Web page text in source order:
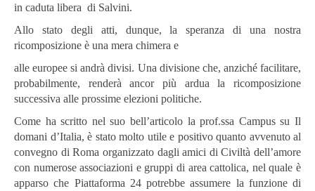
in caduta libera di Salvini.
Allo stato degli atti, dunque, la speranza di una nostra
ricomposizione è una mera chimera e
alle europee si andrà divisi. Una divisione che, anziché facilitare,
probabilmente, renderà ancor più ardua la ricomposizione
successiva alle prossime elezioni politiche.
Come ha scritto nel suo bell’articolo la prof.ssa Campus su Il
domani d’Italia, è stato molto utile e positivo quanto avvenuto al
convegno di Roma organizzato dagli amici di Civiltà dell’amore
con numerose associazioni e gruppi di area cattolica, nel quale è
apparso che Piattaforma 24 potrebbe assumere la funzione di